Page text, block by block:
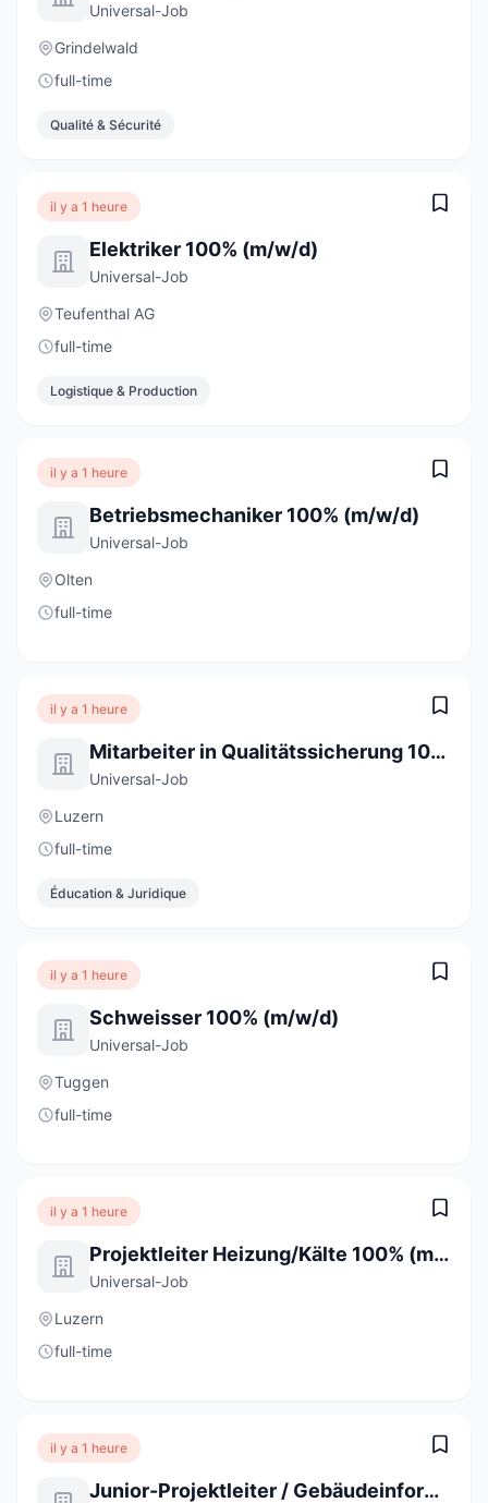
Universal-Job
Grindelwald
full-time
Qualité & Sécurité
il y a 1 heure
Elektriker 100% (m/w/d)
Universal-Job
Teufenthal AG
full-time
Logistique & Production
il y a 1 heure
Betriebsmechaniker 100% (m/w/d)
Universal-Job
Olten
full-time
il y a 1 heure
Mitarbeiter in Qualitätssicherung 100% (m/w/d)
Universal-Job
Luzern
full-time
Éducation & Juridique
il y a 1 heure
Schweisser 100% (m/w/d)
Universal-Job
Tuggen
full-time
il y a 1 heure
Projektleiter Heizung/Kälte 100% (m/w/d)
Universal-Job
Luzern
full-time
il y a 1 heure
Junior-Projektleiter / Gebäudeinformatiker 80 - 100% (m/w/d)